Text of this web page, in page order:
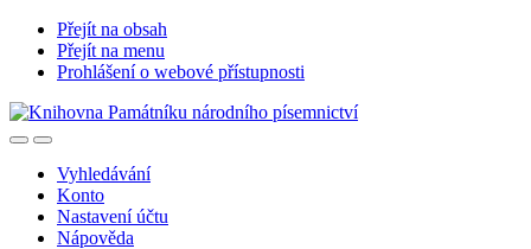
Přejít na obsah
Přejít na menu
Prohlášení o webové přístupnosti
Vyhledávání
Konto
Nastavení účtu
Nápověda